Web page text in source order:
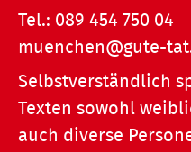
Tel.: 089 454 750 04
muenchen@gute-
Selbstverständlich
Texten sowohl
auch diverse